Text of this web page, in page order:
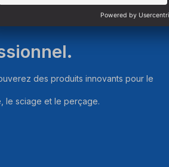
des produits innovants pour le
le sciage et le perçage.